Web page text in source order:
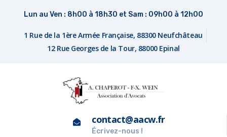
Lun au Ven : 8h00 à 18h30 et Sam : 09h00 à 12h00
1 Rue de la 1ère Armée Française, 88300 Neufchâteau
12 Rue Georges de la Tour, 88000 Epinal
contact@aacw.fr
Écrivez-nous !